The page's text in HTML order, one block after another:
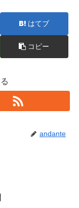
はてブ
コピー
andante